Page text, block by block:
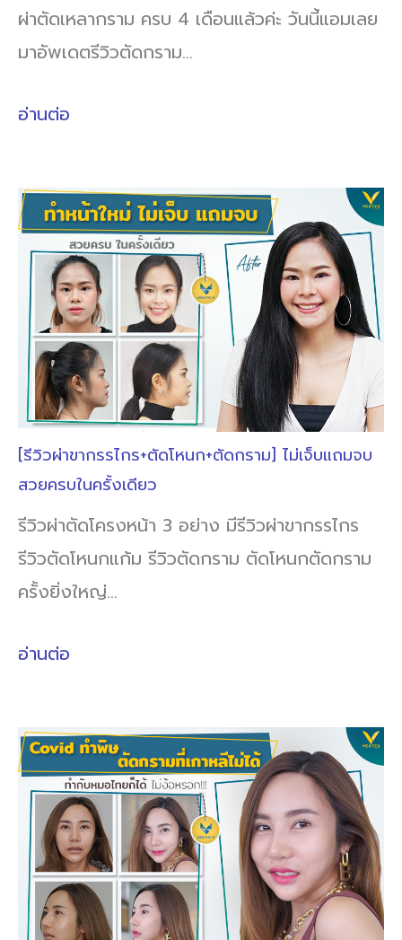
ผ่าตัดเหลากราม ครบ 4 เดือนแล้วค่ะ วันนี้แอมเลย
มาอัพเดตรีวิวตัดกราม…
อ่านต่อ
[รีวิวผ่าขากรรไกร+ตัดโหนก+ตัดกราม] ไม่เจ็บแถมจบ
สวยครบในครั้งเดียว
รีวิวผ่าตัดโครงหน้า 3 อย่าง มีรีวิวผ่าขากรรไกร
รีวิวตัดโหนกแก้ม รีวิวตัดกราม ตัดโหนกตัดกราม
ครั้งยิ่งใหญ่…
อ่านต่อ